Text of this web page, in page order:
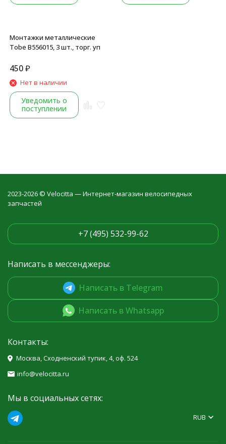
Монтажки металлические
Tobe B556015, 3 шт., торг. уп
450₽
Нет в наличии
Уведомить о
поступлении
2023-2026 © Velocitta — Интернет-магазин велосипедных
запчастей
+7 (495) 532-99-62
Написать в мессенджеры:
Написать в Telegram
Написать в Whatsapp
Контакты:
Москва, Сходненский тупик, 4, оф. 524
info@velocitta.ru
Мы в социальных сетях:
RUB